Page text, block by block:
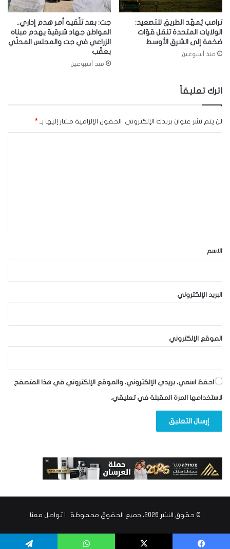
ترامب يُمهّد الطريق للتصعيد:
الولايات المتحدة تنقل قوّات
ضخمة إلى الشرق الأوسط
منذ أسبوعين
جت: بعد تلّقيه أمر هدم إداري..
المواطن جهاد شرقية يهدم مبناه
الزراعي في جت والمجلس المحلّي
يعقّب
منذ أسبوعين
اترك تعليقاً
لن يتم نشر عنوان بريدك الإلكتروني. الحقول الإلزامية مشار إليها بـ *
*
الاسم
البريد الإلكتروني
الموقع الإلكتروني
احفظ اسمي، بريدي الإلكتروني، والموقع الإلكتروني في هذا المتصفح
لاستخدامها المرة المقبلة في تعليقي.
© حقوق النشر 2026، جميع الحقوق محفوظة | تواصل معنا